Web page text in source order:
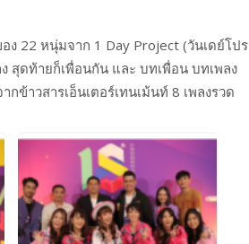
ง 22 หนุ่มจาก 1 Day Project (วันเดย์โปร
สุดท้ายก็เพื่อนกัน และ บทเพื่อน บทเพลง
าวสารเอ็นเตอร์เทนเม้นท์ 8 เพลงรวด